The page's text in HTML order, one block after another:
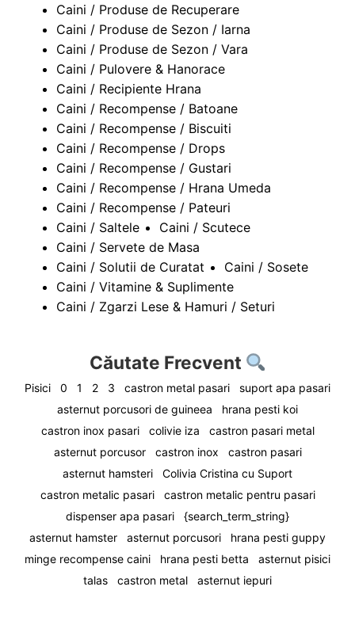
Caini / Produse de Recuperare
Caini / Produse de Sezon / Iarna
Caini / Produse de Sezon / Vara
Caini / Pulovere & Hanorace
Caini / Recipiente Hrana
Caini / Recompense / Batoane
Caini / Recompense / Biscuiti
Caini / Recompense / Drops
Caini / Recompense / Gustari
Caini / Recompense / Hrana Umeda
Caini / Recompense / Pateuri
Caini / Saltele
Caini / Scutece
Caini / Servete de Masa
Caini / Solutii de Curatat
Caini / Sosete
Caini / Vitamine & Suplimente
Caini / Zgarzi Lese & Hamuri / Seturi
Căutate Frecvent
Pisici 0 1 2 3 castron metal pasari
suport apa pasari
asternut porcusori de guineea
hrana pesti koi
castron inox pasari
colivie iza
castron pasari metal
asternut porcusor
castron inox
castron pasari
asternut hamsteri
Colivia Cristina cu Suport
castron metalic pasari
castron metalic pentru pasari
dispenser apa pasari
{search_term_string}
asternut hamster
asternut porcusori
hrana pesti guppy
minge recompense caini
hrana pesti betta
asternut pisici
talas
castron metal asternut iepuri